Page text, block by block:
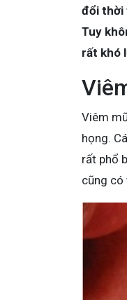
đổi thời
Tuy
rất khó
Viêm
họng.
rất phổ
cũng có